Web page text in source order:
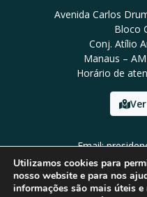
Avenida Carlos
Bloco
Conj. Atílio
Manaus –
Horário de
Email:
Tel:
Utilizamos cookies para
nosso website e para nos
informações são mais úteis e